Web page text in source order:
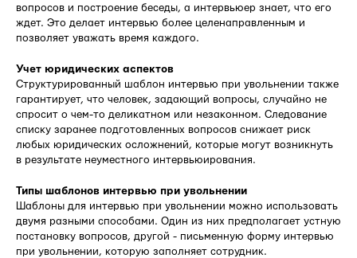
вопросов и построение беседы, а интервьюер знает, что его
ждет. Это делает интервью более целенаправленным и
позволяет уважать время каждого.
Учет юридических аспектов
Структурированный шаблон интервью при увольнении также
гарантирует, что человек, задающий вопросы, случайно не
спросит о чем-то деликатном или незаконном. Следование
списку заранее подготовленных вопросов снижает риск
любых юридических осложнений, которые могут возникнуть
в результате неуместного интервьюирования.
Типы шаблонов интервью при увольнении
Шаблоны для интервью при увольнении можно использовать
двумя разными способами. Один из них предполагает устную
постановку вопросов, другой - письменную форму интервью
при увольнении, которую заполняет сотрудник.